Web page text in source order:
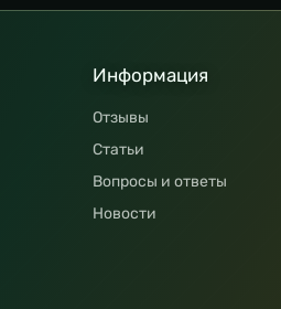
Информация
Отзывы
Статьи
Вопросы и ответы
Новости